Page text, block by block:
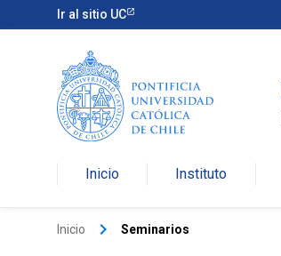
Ir al sitio UC
Inicio Instituto
Inicio keyboard_arrow_right Seminarios